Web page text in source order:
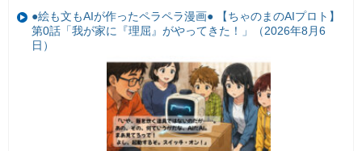
●絵も文もAIが作ったペラペラ漫画● 【ちゃのまのAIプロト】
第0話「我が家に『理屈』がやってきた！」（2026年8月6
日）